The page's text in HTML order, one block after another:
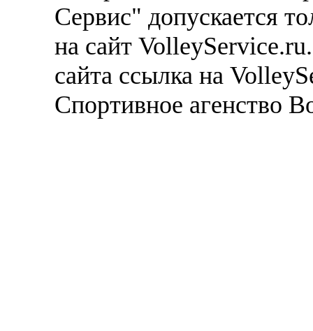
Сервис" допускается
на сайт
сайта ссылка на
Спортивное агенство